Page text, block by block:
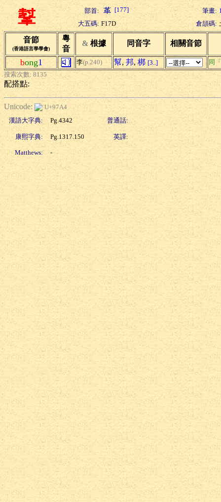
鞤 部首: [177] 筆畫:
大五碼: F17D 倉頡碼:
音節
(香港語言學學會)
粵
音
& 根據 同音字 相關音節
bong1 李(p.240) 幫, 邦, 梆 [3..]
同
搜索次數: 8135
配搭點:
Unicode:
U+97A4
漢語大字典:
Pg.4342 普通話:
康熙字典: Pg.1317.150 英譯:
Matthews: -